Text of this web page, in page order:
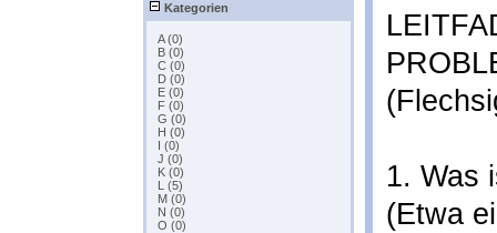
Kategorien
A (0)
B (0)
C (0)
D (0)
E (0)
F (0)
G (0)
H (0)
I (0)
J (0)
K (0)
L (5)
M (0)
N (0)
O (0)
1. Was
(Etwa